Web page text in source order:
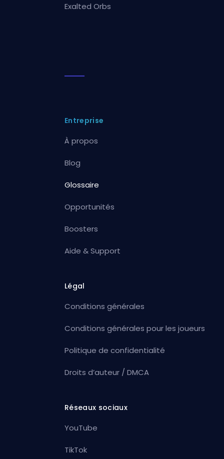
Exalted Orbs
Entreprise
À propos
Blog
Glossaire
Opportunités
Boosters
Aide & Support
Légal
Conditions générales
Conditions générales pour les joueurs
Politique de confidentialité
Droits d’auteur / DMCA
Réseaux sociaux
YouTube
TikTok